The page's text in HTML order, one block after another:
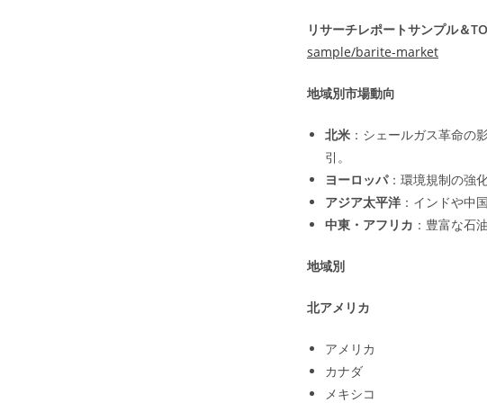
リサーチレポートサンプル＆
sample/barite-market
地域別市場動向
北米 ：シェールガス革命の
引。
ヨーロッパ：環境規制の強
アジア太平洋 ：インドや中
中東・アフリカ ：豊富な石
地域別
北アメリカ
アメリカ
カナダ
メキシコ